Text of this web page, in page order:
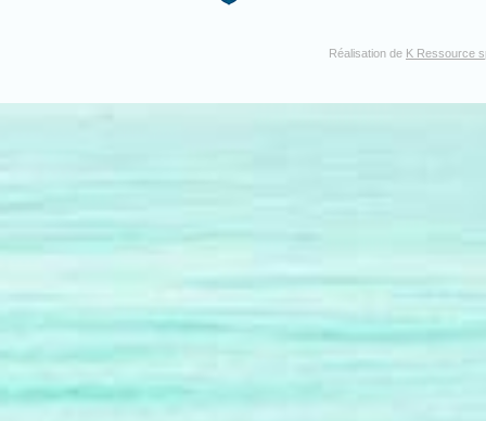
Réalisation de K Ressource